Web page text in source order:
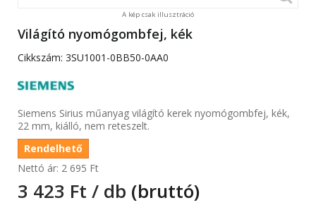
A kép csak illusztráció
Világító nyomógombfej, kék
Cikkszám: 3SU1001-0BB50-0AA0
Siemens Sirius műanyag világító kerek nyomógombfej, kék,
22 mm, kiálló, nem reteszelt.
Rendelhető
Nettó ár: 2 695 Ft‎
3 423 Ft‎ / db (bruttó)